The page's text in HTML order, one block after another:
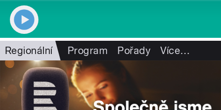
Regionální Program Pořady Více…